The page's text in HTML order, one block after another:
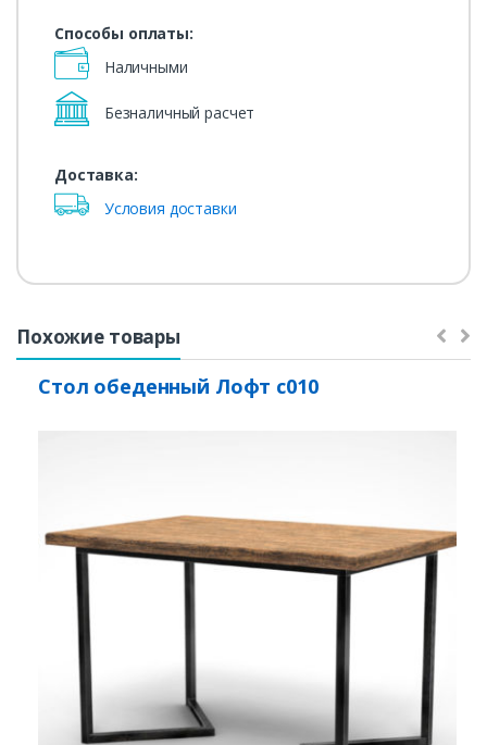
Заказать
Ваше имя*
Способы оплаты:
Наличными
Безналичный расчет
Доставка:
Условия доставки
Похожие товары
Стол обеденный Лофт с010